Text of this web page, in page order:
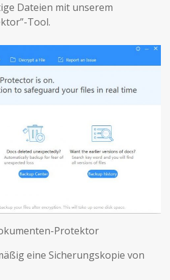
Dateien mit unserem
Tool.
Protektor
eine Sicherungskopie von